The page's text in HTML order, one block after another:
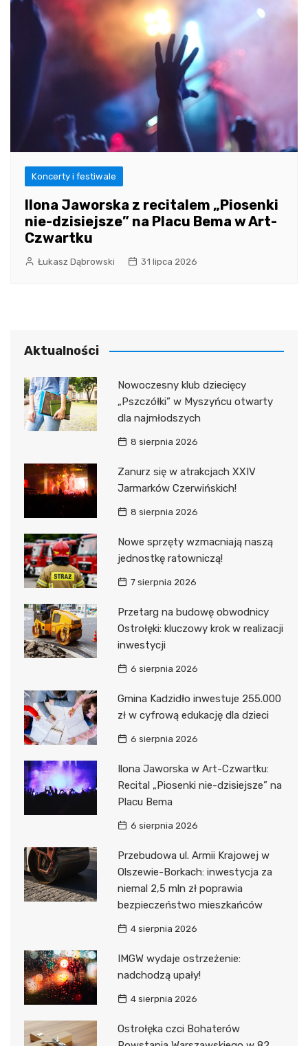
Koncerty i festiwale
Ilona Jaworska z recitalem „Piosenki
nie-dzisiejsze” na Placu Bema w Art-
Czwartku
Łukasz Dąbrowski 31 lipca 2026
Aktualności
Nowoczesny klub dziecięcy
„Pszczółki” w Myszyńcu otwarty
dla najmłodszych
8 sierpnia 2026
Zanurz się w atrakcjach XXIV
Jarmarków Czerwińskich!
8 sierpnia 2026
Nowe sprzęty wzmacniają naszą
jednostkę ratowniczą!
7 sierpnia 2026
Przetarg na budowę obwodnicy
Ostrołęki: kluczowy krok w realizacji
inwestycji
6 sierpnia 2026
Gmina Kadzidło inwestuje 255.000
zł w cyfrową edukację dla dzieci
6 sierpnia 2026
Ilona Jaworska w Art-Czwartku:
Recital „Piosenki nie-dzisiejsze” na
Placu Bema
6 sierpnia 2026
Przebudowa ul. Armii Krajowej w
Olszewie-Borkach: inwestycja za
niemal 2,5 mln zł poprawia
bezpieczeństwo mieszkańców
4 sierpnia 2026
IMGW wydaje ostrzeżenie:
nadchodzą upały!
4 sierpnia 2026
Ostrołęka czci Bohaterów